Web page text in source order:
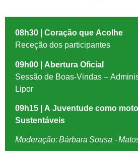
08h30 | Coração que Acolhe
Receção dos participantes
09h00 | Abertura Oficial
Sessão de Boas-Vindas –
Lipor
09h15 | A Juventude como
Sustentáveis
Moderação: Bárbara Sousa -